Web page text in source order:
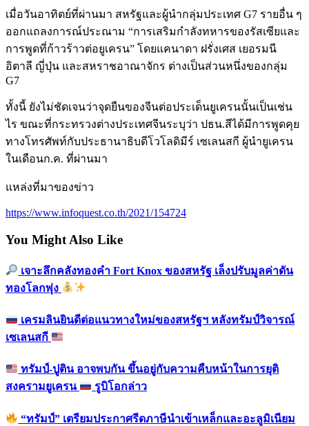
เมื่อวันอาทิตย์ที่ผ่านมา สหรัฐและผู้นำกลุ่มประเทศ G7 รายอื่น ๆ
ออกแถลงการณ์ประณาม “การเสริมกำลังทหารของรัสเซียและ
การพูดที่ก้าวร้าวต่อยูเครน” โดยแคนาดา ฝรั่งเศส เยอรมนี
อิตาลี ญี่ปุ่น และสหราชอาณาจักร ต่างเป็นส่วนหนึ่งของกลุ่ม
G7
ทั้งนี้ ยังไม่ชัดเจนว่าจุดยืนของจีนต่อประเด็นยูเครนนั้นเป็นเช่น
ไร ขณะที่กระทรวงต่างประเทศจีนระบุว่า ปธน.สีได้มีการพูดคุย
ทางโทรศัพท์กับประธานาธิบดีโวโลดิมีร์ เซเลนสกี ผู้นำยูเครน
ในเดือนก.ค. ที่ผ่านมา
แหล่งที่มาของข่าว
https://www.infoquest.co.th/2021/154724
You Might Also Like
เจาะลึกคลังทองคำ Fort Knox ของสหรัฐ เล็งปรับมูลค่าดัน
ทองโลกพุ่ง
เครมลินยินดีต่อแนวทางใหม่ของสหรัฐฯ หลังทรัมป์วิจารณ์
เซเลนสกี
ทรัมป์-ปูติน อาจพบกัน ขึ้นอยู่กับความคืบหน้าในการยุติ
สงครามยูเครน
รูบิโอกล่าว
“ทรัมป์” เตรียมประกาศรีดภาษีนำเข้าเหล็กและอะลูมิเนียม